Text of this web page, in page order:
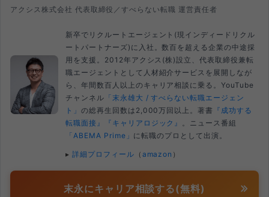
アクシス株式会社 代表取締役／すべらない転職 運営責任者
新卒でリクルートエージェント(現インディードリクル
ートパートナーズ)に入社。数百を超える企業の中途採
用を支援。2012年アクシス(株)設立、代表取締役兼転
職エージェントとして人材紹介サービスを展開しなが
ら、年間数百人以上のキャリア相談に乗る。YouTube
チャンネル 「末永雄大 / すべらない転職エージェン
ト」 の総再生回数は2,000万回以上。著書 『成功する
転職面接』
『キャリアロジック』
。ニュース番組
「ABEMA Prime」 に転職のプロとして出演。
▸ 詳細プロフィール （ amazon ）
末永にキャリア相談する(無料)